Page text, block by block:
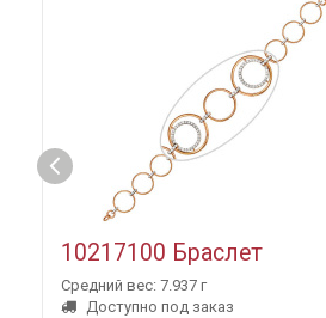
10217100 Браслет
Средний вес: 7.937 г
Доступно под заказ